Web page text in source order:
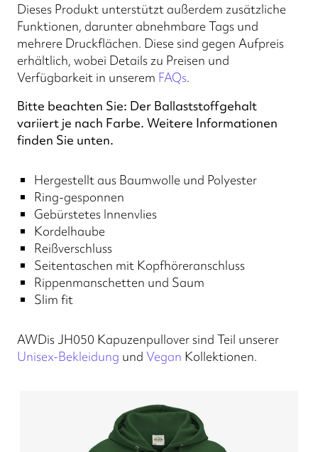
Dieses Produkt unterstützt außerdem zusätzliche
Funktionen, darunter abnehmbare Tags und
mehrere Druckflächen. Diese sind gegen Aufpreis
erhältlich, wobei Details zu Preisen und
Verfügbarkeit in unserem FAQs.
Bitte beachten Sie: Der Ballaststoffgehalt
variiert je nach Farbe. Weitere Informationen
finden Sie unten.
Hergestellt aus Baumwolle und Polyester
Ring-gesponnen
Gebürstetes Innenvlies
Kordelhaube
Reißverschluss
Seitentaschen mit Kopfhöreranschluss
Rippenmanschetten und Saum
Slim fit
AWDis JH050 Kapuzenpullover sind Teil unserer
Unisex-Bekleidung und Vegan Kollektionen.